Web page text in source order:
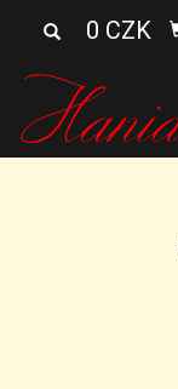
0 CZK